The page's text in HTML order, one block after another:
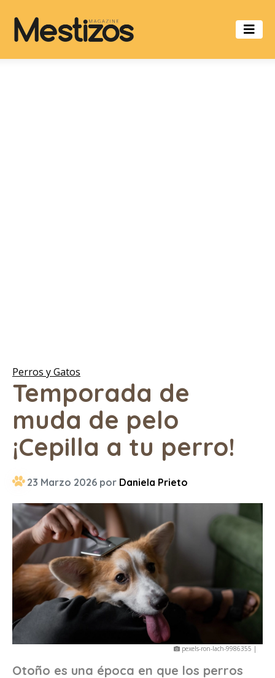
Perros y Gatos
Temporada de
muda de pelo
¡Cepilla a tu perro!
23 Marzo 2026 por Daniela Prieto
pexels-ron-lach-9986355 |
Otoño es una época en que los perros